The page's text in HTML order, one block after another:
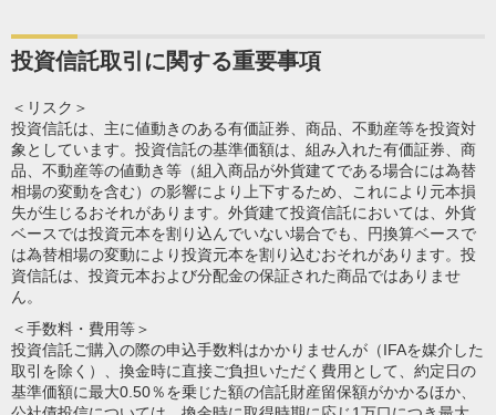
投資信託取引に関する重要事項
＜リスク＞
投資信託は、主に値動きのある有価証券、商品、不動産等を投資対
象としています。投資信託の基準価額は、組み入れた有価証券、商
品、不動産等の値動き等（組入商品が外貨建てである場合には為替
相場の変動を含む）の影響により上下するため、これにより元本損
失が生じるおそれがあります。外貨建て投資信託においては、外貨
ベースでは投資元本を割り込んでいない場合でも、円換算ベースで
は為替相場の変動により投資元本を割り込むおそれがあります。投
資信託は、投資元本および分配金の保証された商品ではありませ
ん。
＜手数料・費用等＞
投資信託ご購入の際の申込手数料はかかりませんが（IFAを媒介した
取引を除く）、換金時に直接ご負担いただく費用として、約定日の
基準価額に最大0.50％を乗じた額の信託財産留保額がかかるほか、